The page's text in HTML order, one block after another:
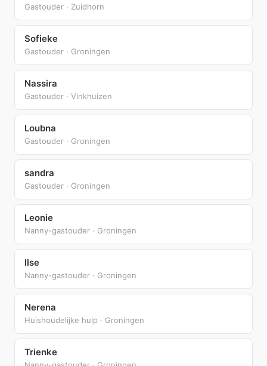
Gastouder · Zuidhorn
Sofieke
Gastouder · Groningen
Nassira
Gastouder · Vinkhuizen
Loubna
Gastouder · Groningen
sandra
Gastouder · Groningen
Leonie
Nanny-gastouder · Groningen
Ilse
Nanny-gastouder · Groningen
Nerena
Huishoudelijke hulp · Groningen
Trienke